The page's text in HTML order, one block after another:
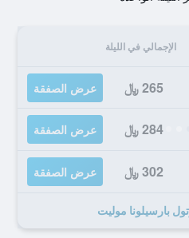
الإجمالي في الليلة
265 ﷼ عرض الصفقة
284 ﷼ عرض الصفقة
302 ﷼ عرض الصفقة